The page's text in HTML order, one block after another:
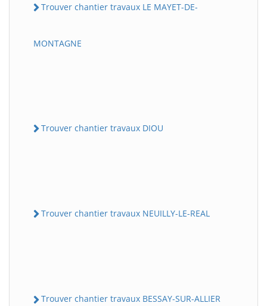
Trouver chantier travaux LE MAYET-DE-
MONTAGNE
Trouver chantier travaux DIOU
Trouver chantier travaux NEUILLY-LE-REAL
Trouver chantier travaux BESSAY-SUR-ALLIER